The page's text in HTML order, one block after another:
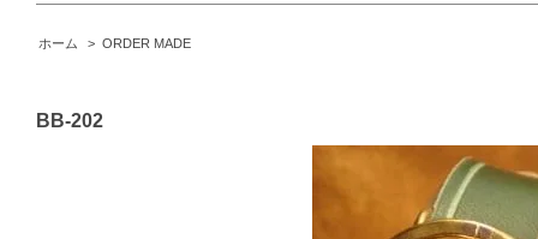
ホーム > ORDER MADE
BB-202